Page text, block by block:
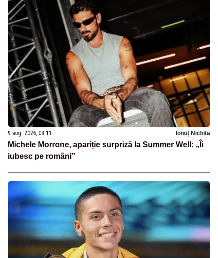
9 aug. 2026, 08:11 Ionuț Nichita
Michele Morrone, apariție surpriză la Summer Well: „Îi
iubesc pe români”